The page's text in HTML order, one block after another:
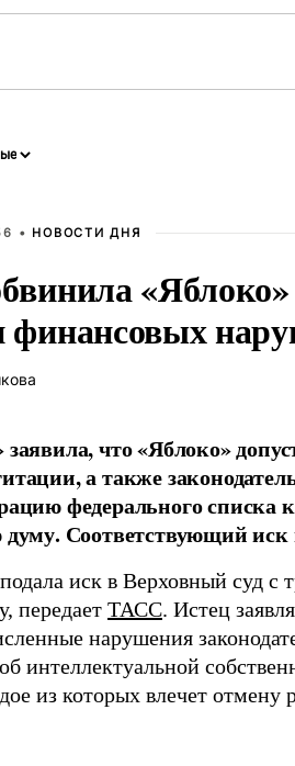
• НОВОСТИ ДНЯ
финансовых
что «Яблоко»
а также
федерального списка
думу. Соответствующий иск
иск в Верховный суд с
передает ТАСС. Истец
нарушения
интеллектуальной
из которых влечет отмену